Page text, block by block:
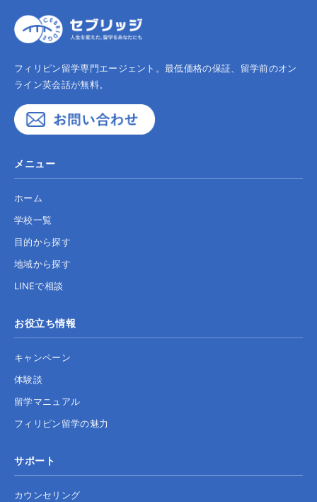
フィリピン留学専門エージェント。最低価格の保証、留学前のオン
ライン英会話が無料。
メニュー
ホーム
学校一覧
目的から探す
地域から探す
LINEで相談
お役立ち情報
キャンペーン
体験談
留学マニュアル
フィリピン留学の魅力
サポート
カウンセリング